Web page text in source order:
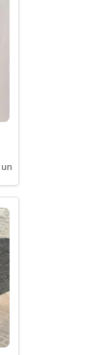
suflet luminos